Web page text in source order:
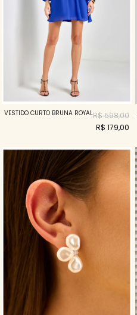
VESTIDO CURTO BRUNA ROYALR$ 598,00
R$ 179,00